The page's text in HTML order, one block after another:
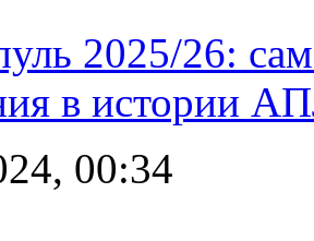
2025/26:
в истории
00:34